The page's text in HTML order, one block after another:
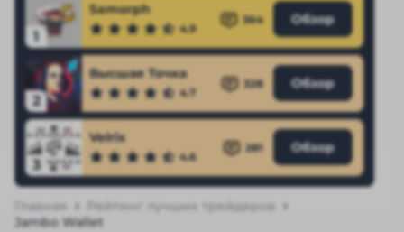
1
Samorph
4.9
364 Обзор
2
Высшая Точка
4.7
328 Обзор
3
Velrix
4.6
281 Обзор
Главная
Рейтинг лучших трейдеров
Jambo Wallet